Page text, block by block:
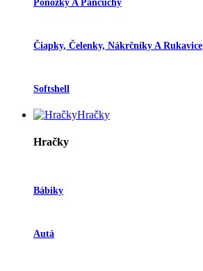
Ponožky A Pančuchy
Čiapky, Čelenky, Nákrčníky A Rukavice
Softshell
Hračky
Hračky
Bábiky
Autá